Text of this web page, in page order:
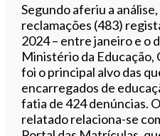
Segundo aferiu a
reclamações (483)
2024 – entre janeiro e o
Ministério da Educação,
foi o principal alvo das
encarregados de
fatia de 424 denúncias.
relatado relaciona-se